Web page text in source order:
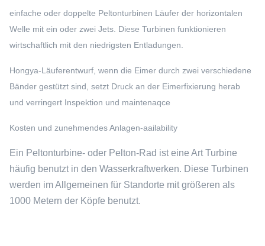
einfache oder doppelte Peltonturbinen Läufer der horizontalen
Welle mit ein oder zwei Jets. Diese Turbinen funktionieren
wirtschaftlich mit den niedrigsten Entladungen.
Hongya-Läuferentwurf, wenn die Eimer durch zwei verschiedene
Bänder gestützt sind, setzt Druck an der Eimerfixierung herab
und verringert Inspektion und maintenaqce
Kosten und zunehmendes Anlagen-aailability
Ein Peltonturbine- oder Pelton-Rad ist eine Art Turbine
häufig benutzt in den Wasserkraftwerken. Diese Turbinen
werden im Allgemeinen für Standorte mit größeren als
1000 Metern der Köpfe benutzt.